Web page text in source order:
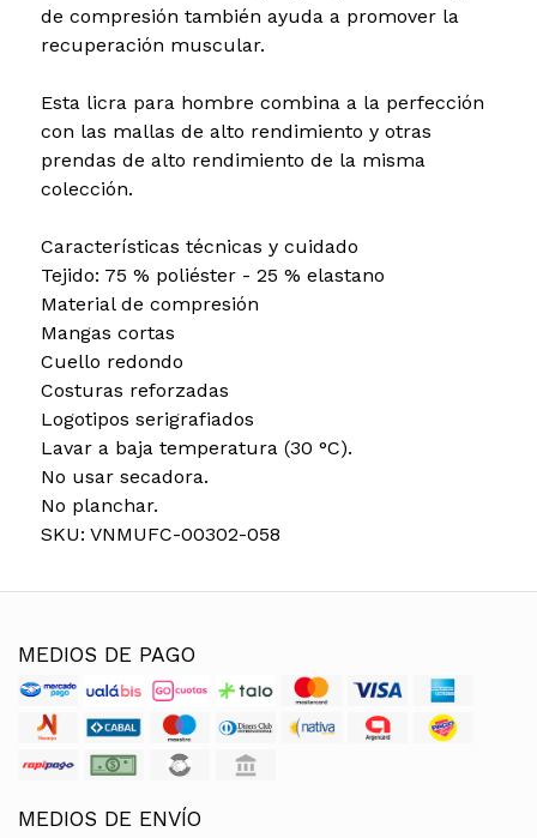
de compresión también ayuda a promover la
recuperación muscular.
Esta licra para hombre combina a la perfección
con las mallas de alto rendimiento y otras
prendas de alto rendimiento de la misma
colección.
Características técnicas y cuidado
Tejido: 75 % poliéster - 25 % elastano
Material de compresión
Mangas cortas
Cuello redondo
Costuras reforzadas
Logotipos serigrafiados
Lavar a baja temperatura (30 °C).
No usar secadora.
No planchar.
SKU: VNMUFC-00302-058
MEDIOS DE PAGO
MEDIOS DE ENVÍO